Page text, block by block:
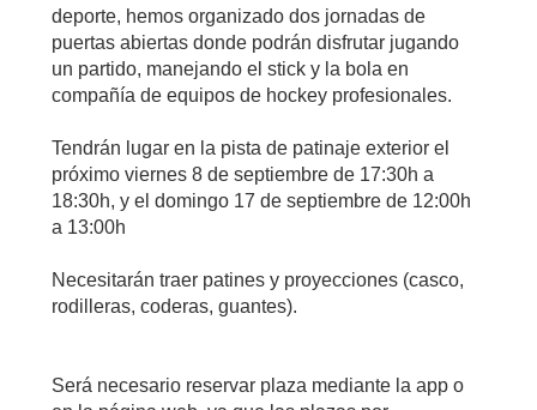
deporte, hemos organizado dos jornadas de
puertas abiertas donde podrán disfrutar jugando
un partido, manejando el stick y la bola en
compañía de equipos de hockey profesionales.
Tendrán lugar en la pista de patinaje exterior el
próximo viernes 8 de septiembre de 17:30h a
18:30h, y el domingo 17 de septiembre de 12:00h
a 13:00h
Necesitarán traer patines y proyecciones (casco,
rodilleras, coderas, guantes).
Será necesario reservar plaza mediante la app o